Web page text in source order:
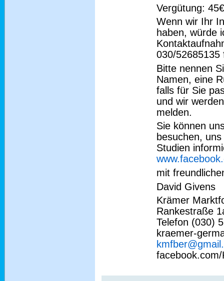
Vergütung:
Wenn wir Ihr
haben, würde
030/52685135
Bitte nennen
Namen, eine
falls für Sie
und wir
melden.
Sie können
besuchen,
Studien
mit
David Givens
Krämer
Rankestraße
Telefon (030)
kraemer-